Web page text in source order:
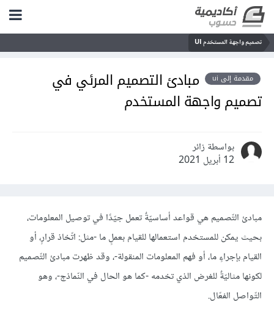
تصميم واجهة المستخدم UI
مقدمة إلى ui
مبادئ التصميم المرئي في
تصميم واجهة المستخدم
بواسطة زائر
12 أبريل 2021
مبادئ التّصميم هي قواعد أساسيّةٌ تعمل جيّدًا في توصيل المعلومات،
بحيث يمكن للمستخدم استعمالها للقيام بعملٍ ما -مثل: اتّخاذ قرارٍ، أو
القيام بإجراءٍ ما، أو فهم المعلومات المنقولة-، وقد ظهرت مبادئ التّصميم
لكونها مثاليّةٌ للغرض الذي تخدمه -كما هو الحال في النّماذج-، وهو
التّواصل الفعّال.